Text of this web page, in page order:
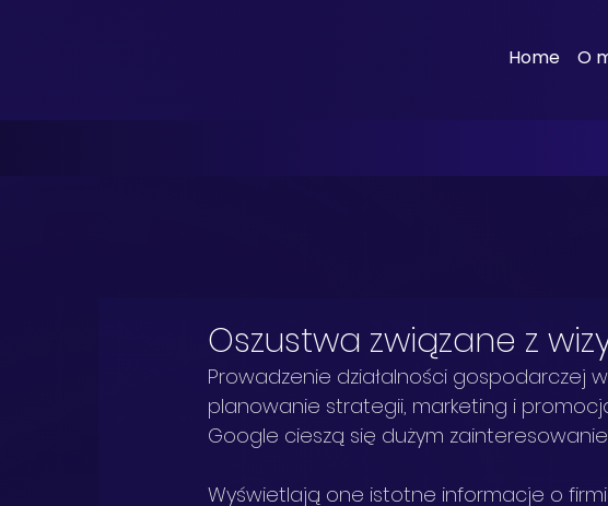
Home O
Oszustwa związane z
Prowadzenie działalności gospodarczej
planowanie strategii, marketing i
Google cieszą się dużym
Wyświetlają one istotne informacje o